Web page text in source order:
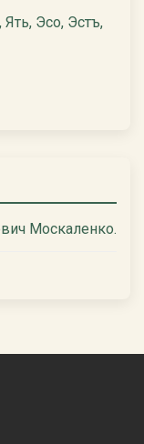
Эсо, Эстъ,
Москаленко.